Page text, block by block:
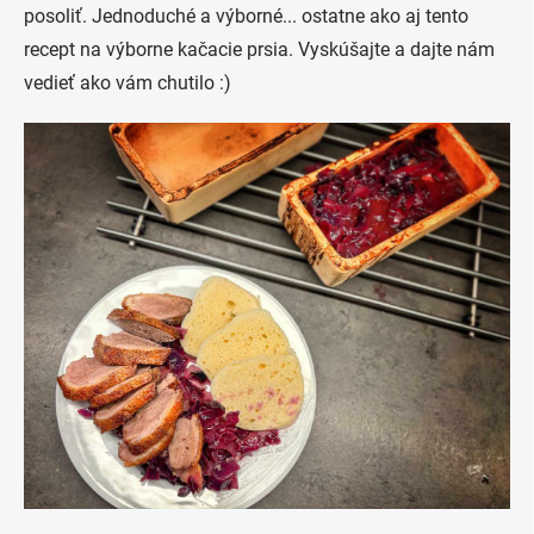
posoliť. Jednoduché a výborné... ostatne ako aj tento
recept na výborne kačacie prsia. Vyskúšajte a dajte nám
vedieť ako vám chutilo :)